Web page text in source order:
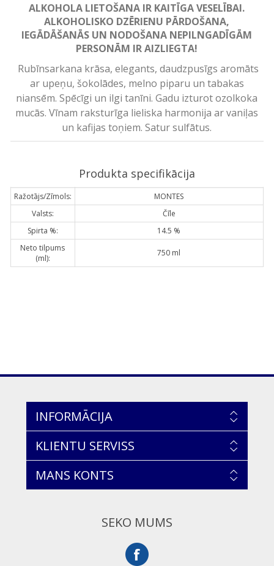
ALKOHOLA LIETOŠANA IR KAITĪGA VESELĪBAI.
ALKOHOLISKO DZĒRIENU PĀRDOŠANA,
IEGĀDĀŠANĀS UN NODOŠANA NEPILNGADĪGĀM
PERSONĀM IR AIZLIEGTA!
Rubīnsarkana krāsa, elegants, daudzpusīgs aromāts
ar upeņu, šokolādes, melno piparu un tabakas
niansēm. Spēcīgi un ilgi tanīni. Gadu izturot ozolkoka
mucās. Vīnam raksturīga lieliska harmonija ar vaniļas
un kafijas toņiem. Satur sulfātus.
Produkta specifikācija
Ražotājs/Zīmols:
MONTES
Valsts:
Čīle
Spirta %:
14.5 %
Neto tilpums
(ml):
750 ml
INFORMĀCIJA
KLIENTU SERVISS
MANS KONTS
SEKO MUMS